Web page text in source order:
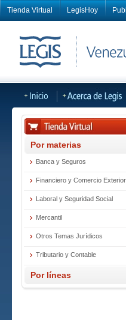
Tienda Virtual LegisHoy
Por materias
Banca y Seguros
Financiero y Comercio Exterior
Laboral y Seguridad Social
Mercantil
Otros Temas Jurídicos
Tributario y Contable
Por líneas